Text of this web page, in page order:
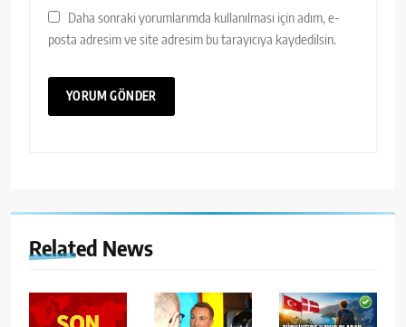
Daha sonraki yorumlarımda kullanılması için adım, e-
posta adresim ve site adresim bu tarayıcıya kaydedilsin.
Related News